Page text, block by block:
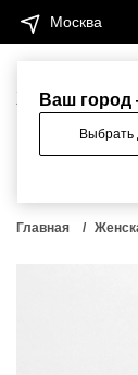
Ваш
Выбрать
Москва
Женщинам
Главная